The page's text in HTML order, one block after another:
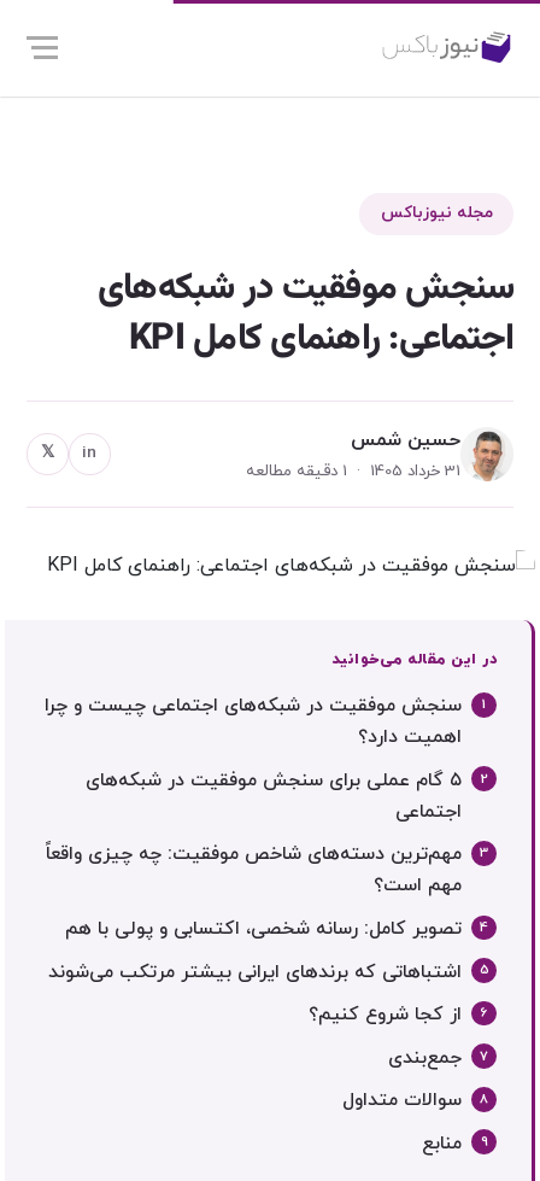
مجله نیوزباکس
سنجش موفقیت در شبکه‌های
اجتماعی: راهنمای کامل KPI
حسین شمس
31 خرداد 1405 · 1 دقیقه مطالعه
in
𝕏
در این مقاله می‌خوانید
سنجش موفقیت در شبکه‌های اجتماعی چیست و چرا
اهمیت دارد؟
۵ گام عملی برای سنجش موفقیت در شبکه‌های
اجتماعی
مهم‌ترین دسته‌های شاخص موفقیت: چه چیزی واقعاً
مهم است؟
تصویر کامل: رسانه شخصی، اکتسابی و پولی با هم
اشتباهاتی که برندهای ایرانی بیشتر مرتکب می‌شوند
از کجا شروع کنیم؟
جمع‌بندی
سوالات متداول
منابع